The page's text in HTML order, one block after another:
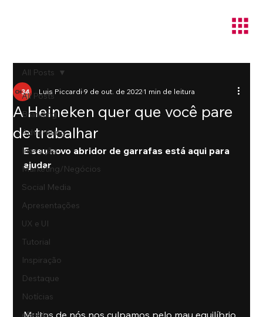
All Posts
Branding
Advertising
Inovação
Marketing/Negócios
Social Media
Apresentações
UX e UI
Tutorial
Inspiração
Destaque
Notícias
eBooks
All Posts
A Heineken quer que você pare
de trabalhar
Luis Piccardi9 de out. de 20221 min de leitura
E seu novo abridor de garrafas está aqui para
ajudar
Muitos de nós nos culpamos pelo mau equilíbrio